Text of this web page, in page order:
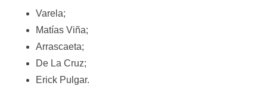
Varela;
Matías Viña;
Arrascaeta;
De La Cruz;
Erick Pulgar.